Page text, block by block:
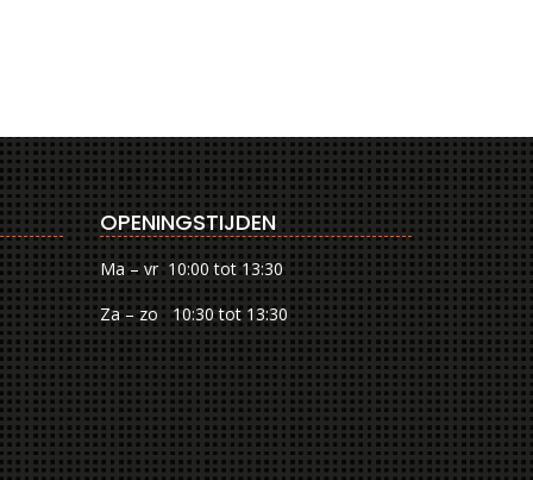
OPENINGSTIJDEN
Ma – vr 10:00 tot 13:30
Za – zo 10:30 tot 13:30